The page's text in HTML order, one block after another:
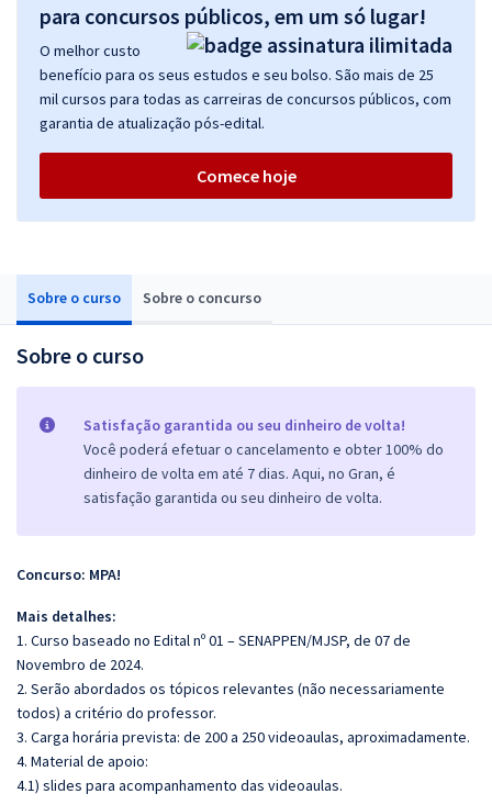
Sobre o curso Sobre o concurso
Sobre o curso
Satisfação garantida ou seu dinheiro de volta!
Você poderá efetuar o cancelamento e obter 100% do
dinheiro de volta em até 7 dias. Aqui, no Gran, é
satisfação garantida ou seu dinheiro de volta.
Concurso: MPA!
Mais detalhes:
1. Curso baseado no Edital nº 01 – SENAPPEN/MJSP, de 07 de
Novembro de 2024.
2. Serão abordados os tópicos relevantes (não necessariamente
todos) a critério do professor.
3. Carga horária prevista: de 200 a 250 videoaulas, aproximadamente.
4. Material de apoio:
4.1) slides para acompanhamento das videoaulas.
para concursos públicos, em um só lugar!
O melhor custo
benefício para os seus estudos e seu bolso. São mais de 25
mil cursos para todas as carreiras de concursos públicos, com
garantia de atualização pós-edital.
Comece hoje